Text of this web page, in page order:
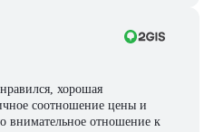
хорошая
соотношение цены и
внимательное отношение к